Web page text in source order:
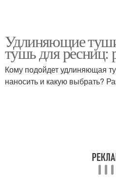
Удлиняющие
тушь для ресниц:
Кому подойдет удлиняющая
наносить и какую выбрать?